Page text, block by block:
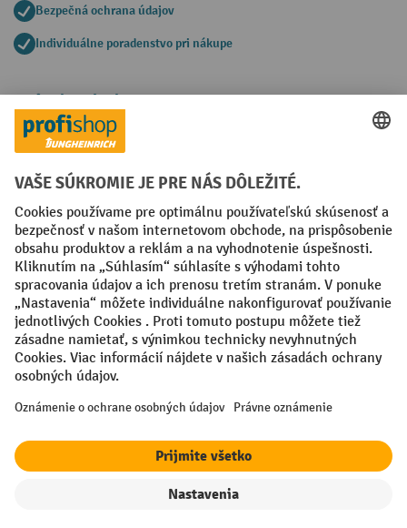
Bezpečná ochrana údajov
Individuálne poradenstvo pri nákupe
Spôsoby platby
Creditcard (Master)Creditcard (Visa)
Faktúra Predplatba
Sociálne siete
Facebook
YouTube
LinkedIn
Nastavenia ochrany osobných údajov
All prices excl. VAT plusshipping costsand possible delivery charges,
¹ Zľava platí do vypredania zásob. Zľava sa nevzťahuje na špeciálne